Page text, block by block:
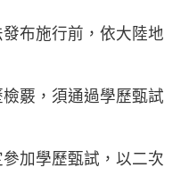
布施行前，依大陸地
覈，須通過學歷甄試
加學歷甄試，以二次